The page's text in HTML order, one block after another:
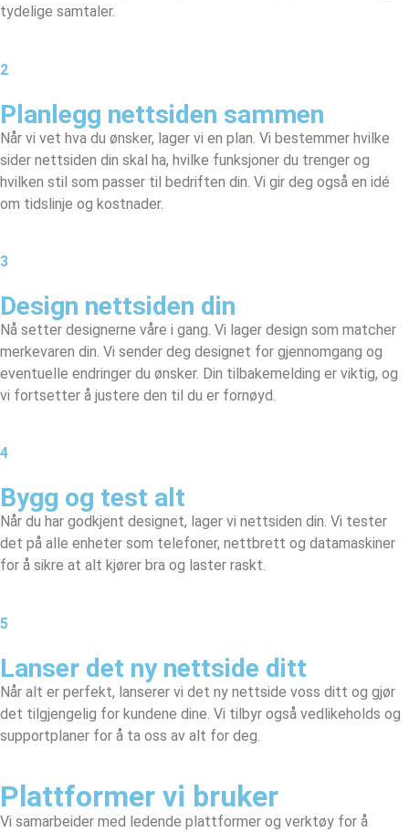
tydelige samtaler.
2
Planlegg nettsiden sammen​
Når vi vet hva du ønsker, lager vi en plan. Vi bestemmer hvilke
sider nettsiden din skal ha, hvilke funksjoner du trenger og
hvilken stil som passer til bedriften din. Vi gir deg også en idé
om tidslinje og kostnader.
3
Design nettsiden din
Nå setter designerne våre i gang. Vi lager design som matcher
merkevaren din. Vi sender deg designet for gjennomgang og
eventuelle endringer du ønsker. Din tilbakemelding er viktig, og
vi fortsetter å justere den til du er fornøyd.
4
Bygg og test alt
Når du har godkjent designet, lager vi nettsiden din. Vi tester
det på alle enheter som telefoner, nettbrett og datamaskiner
for å sikre at alt kjører bra og laster raskt.
5
Lanser det ny nettside ditt
Når alt er perfekt, lanserer vi det ny nettside voss ditt og gjør
det tilgjengelig for kundene dine. Vi tilbyr også vedlikeholds og
supportplaner for å ta oss av alt for deg.
Plattformer vi bruker
Vi samarbeider med ledende plattformer og verktøy for å